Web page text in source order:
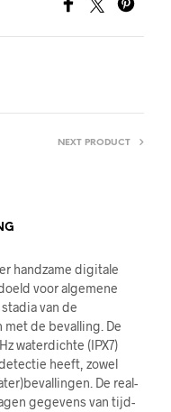
NEXT PRODUCT
handzame digitale
voor algemene
van de
met de bevalling. De
waterdichte (IPX7)
heeft, zowel
De real-
gegevens van tijd-